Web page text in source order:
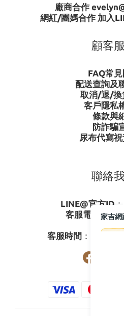
廠商合作
網紅/團媽合作 加入
顧客
FAQ常
配送查詢及
取消/退/換
客戶隱私
條款與
防詐騙
尿布代寫
聯絡
LINE@官方ID ：
客服電話 ：
客服時間 ：週一至
家吉網